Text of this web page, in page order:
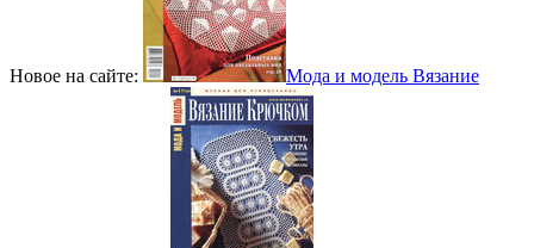
Новое на сайте: Мода и модель Вязание